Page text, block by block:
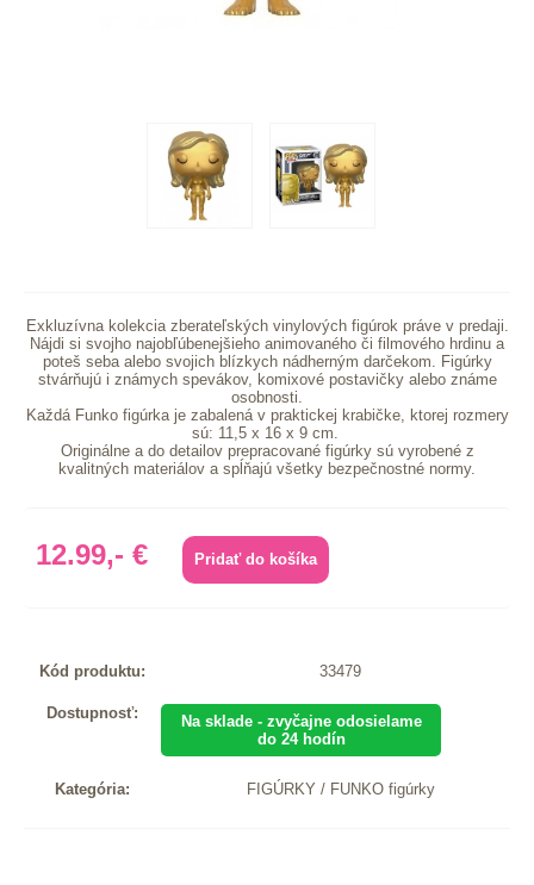
Exkluzívna kolekcia zberateľských vinylových figúrok práve v predaji.
Nájdi si svojho najobľúbenejšieho animovaného či filmového hrdinu a
poteš seba alebo svojich blízkych nádherným darčekom. Figúrky
stvárňujú i známych spevákov, komixové postavičky alebo známe
osobnosti.
Každá Funko figúrka je zabalená v praktickej krabičke, ktorej rozmery
sú: 11,5 x 16 x 9 cm.
Originálne a do detailov prepracované figúrky sú vyrobené z
kvalitných materiálov a spĺňajú všetky bezpečnostné normy.
12.99,- €
Kód produktu: 33479
Dostupnosť:
Na sklade - zvyčajne odosielame
do 24 hodín
Kategória: FIGÚRKY / FUNKO figúrky